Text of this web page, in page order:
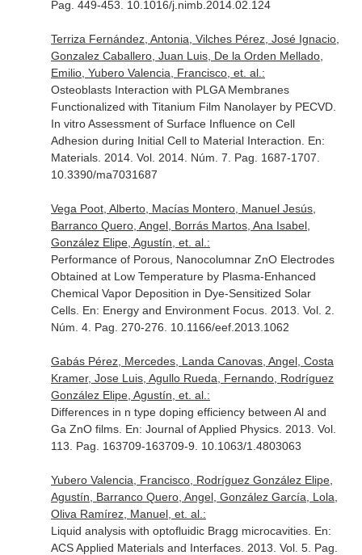
Pag. 449-453. 10.1016/j.nimb.2014.02.124
Terriza Fernández, Antonia, Vilches Pérez, José Ignacio,
Gonzalez Caballero, Juan Luis, De la Orden Mellado,
Emilio, Yubero Valencia, Francisco, et. al.:
Osteoblasts Interaction with PLGA Membranes
Functionalized with Titanium Film Nanolayer by PECVD.
In vitro Assessment of Surface Influence on Cell
Adhesion during Initial Cell to Material Interaction. En:
Materials. 2014. Vol. 2014. Núm. 7. Pag. 1687-1707.
10.3390/ma7031687
Vega Poot, Alberto, Macías Montero, Manuel Jesús,
Barranco Quero, Angel, Borrás Martos, Ana Isabel,
González Elipe, Agustín, et. al.:
Performance of Porous, Nanocolumnar ZnO Electrodes
Obtained at Low Temperature by Plasma-Enhanced
Chemical Vapor Deposition in Dye-Sensitized Solar
Cells. En: Energy and Environment Focus. 2013. Vol. 2.
Núm. 4. Pag. 270-276. 10.1166/eef.2013.1062
Gabás Pérez, Mercedes, Landa Canovas, Angel, Costa
Kramer, Jose Luis, Agullo Rueda, Fernando, Rodríguez
González Elipe, Agustín, et. al.:
Differences in n type doping efficiency between Al and
Ga ZnO films. En: Journal of Applied Physics. 2013. Vol.
113. Pag. 163709-163709-9. 10.1063/1.4803063
Yubero Valencia, Francisco, Rodríguez González Elipe,
Agustín, Barranco Quero, Angel, González García, Lola,
Oliva Ramírez, Manuel, et. al.:
Liquid analysis with optofluidic Bragg microcavities. En:
ACS Applied Materials and Interfaces. 2013. Vol. 5. Pag.